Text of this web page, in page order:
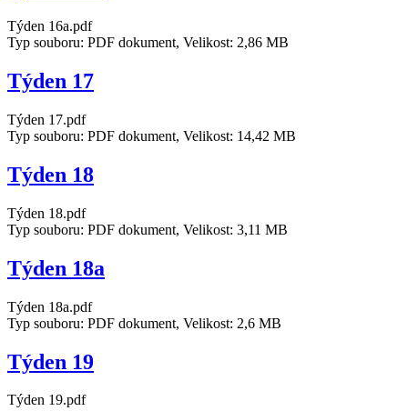
Týden 16a.pdf
Typ souboru: PDF dokument, Velikost: 2,86 MB
Týden 17
Týden 17.pdf
Typ souboru: PDF dokument, Velikost: 14,42 MB
Týden 18
Týden 18.pdf
Typ souboru: PDF dokument, Velikost: 3,11 MB
Týden 18a
Týden 18a.pdf
Typ souboru: PDF dokument, Velikost: 2,6 MB
Týden 19
Týden 19.pdf